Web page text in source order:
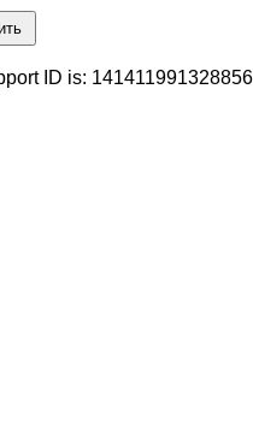
ID is: